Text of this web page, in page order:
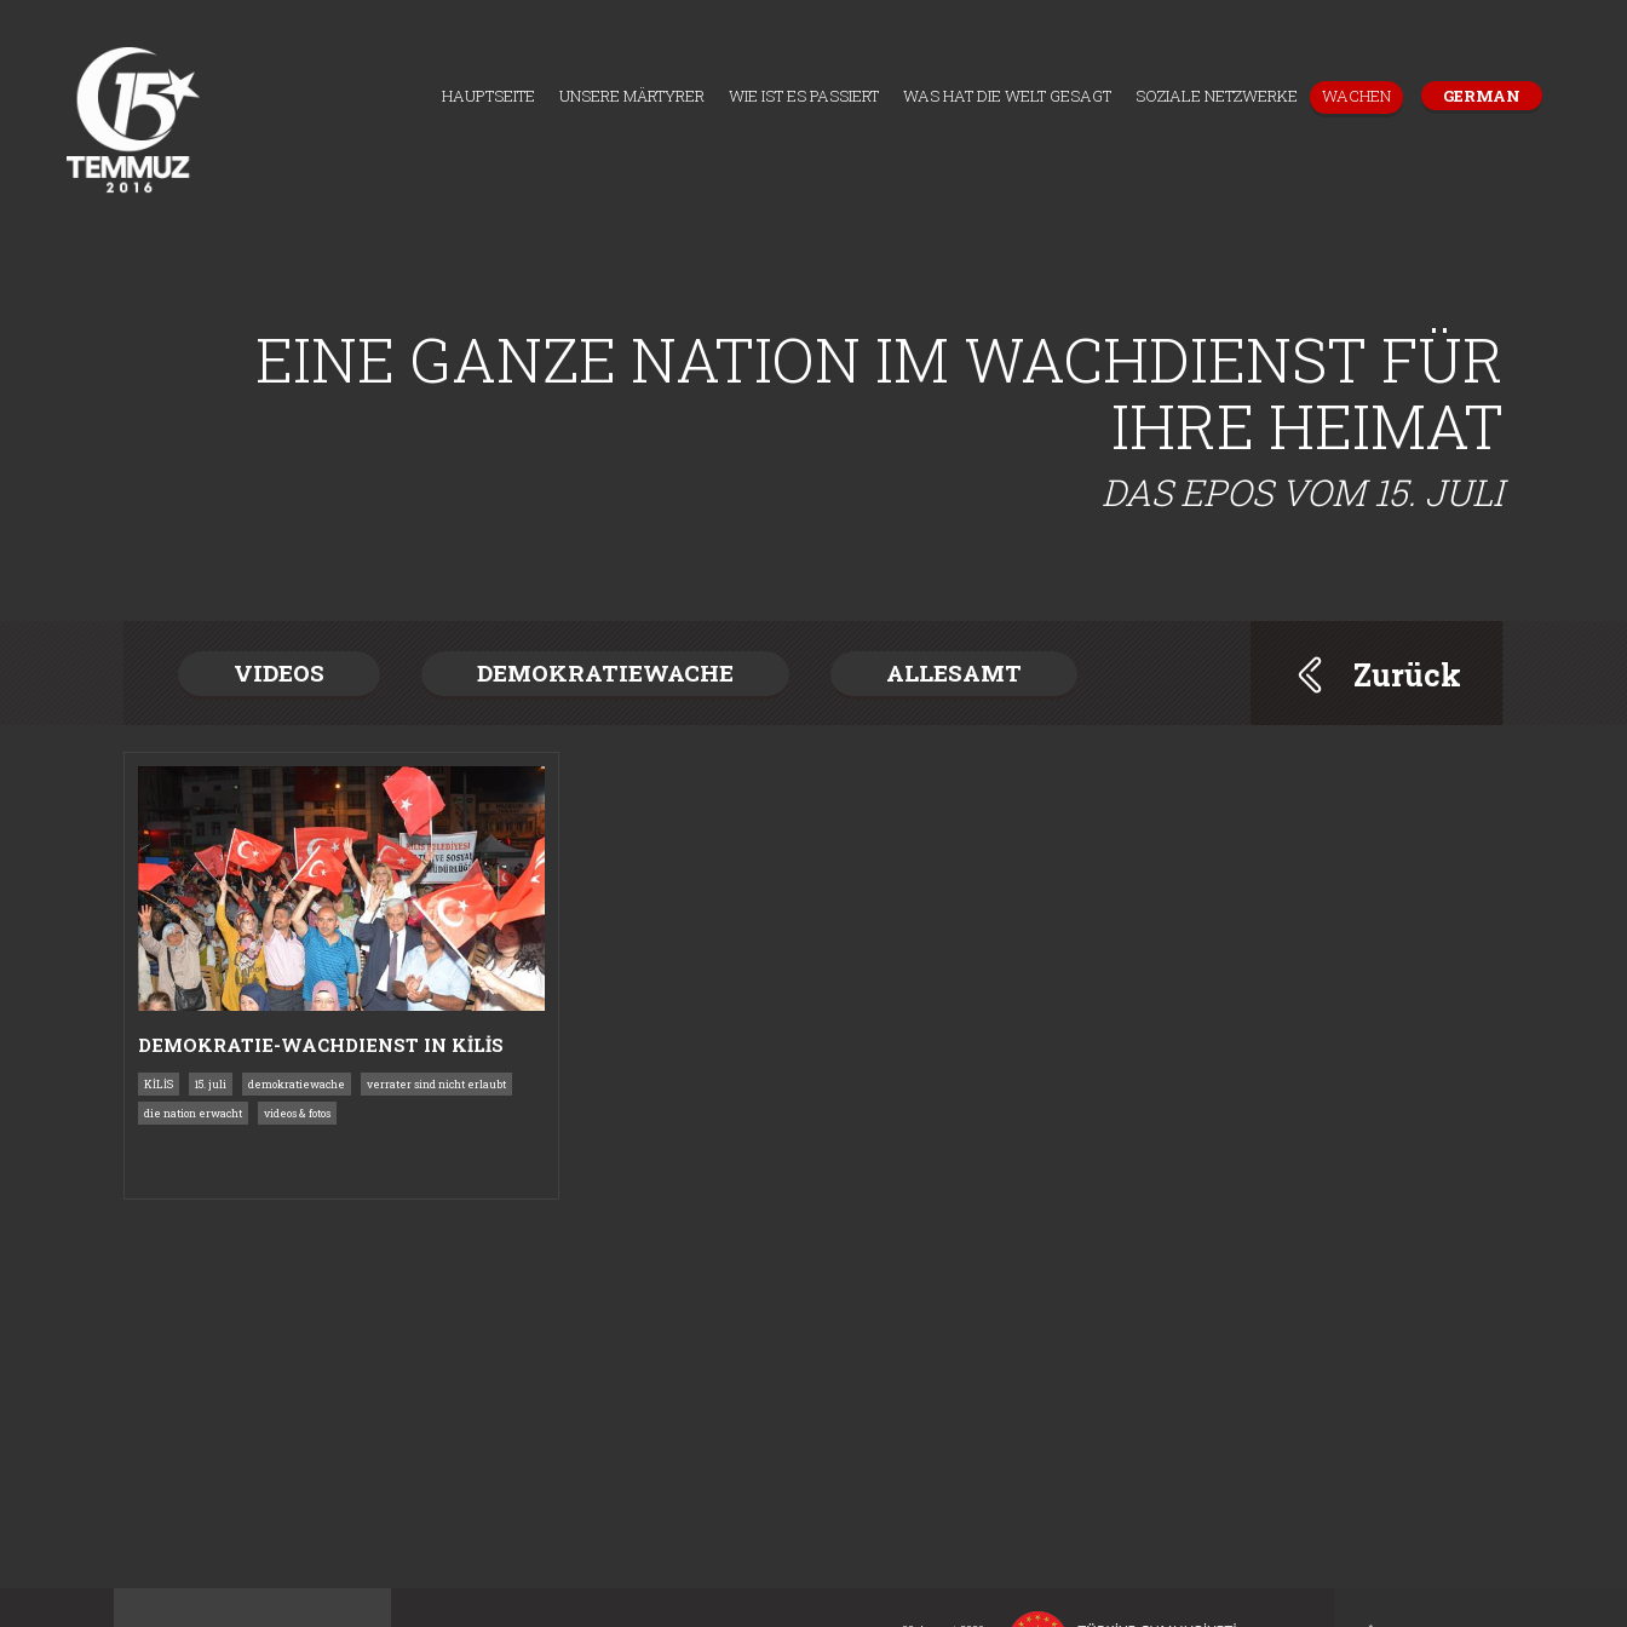
HAUPTSEITE UNSERE MÄRTYRER WIE IST ES PASSIERT WAS HAT DIE WELT GESAGT SOZIALE NETZWERKE WACHEN GERMAN
EINE GANZE NATION IM WACHDIENST FÜR
IHRE HEIMAT
DAS EPOS VOM 15. JULI
VIDEOS DEMOKRATIEWACHE ALLESAMT Zurück
DEMOKRATIE-WACHDIENST IN KİLİS
KİLİS 15. juli demokratiewache verrater sind nicht erlaubt
die nation erwacht videos & fotos